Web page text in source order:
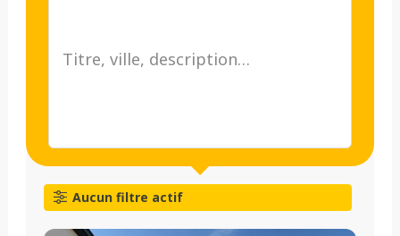
Aucun filtre actif